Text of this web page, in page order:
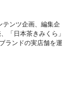
テンツ企画、編集企
「日本茶きみくら」
ランドの実店舗を運